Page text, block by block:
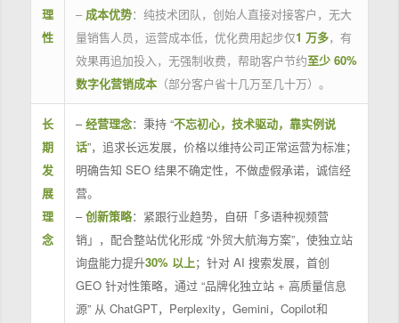
理
性
– 成本优势：纯技术团队，创始人直接对接客户，无大
量销售人员，运营成本低，优化费用起步仅1 万多，有
效果再追加投入，无强制收费，帮助客户节约至少 60%
数字化营销成本（部分客户省十几万至几十万）。
长
期
发
展
理
念
–经营理念：秉持 “不忘初心，技术驱动，靠实例说
话”，追求长远发展，价格以维持公司正常运营为标准；
明确告知 SEO 结果不确定性，不做虚假承诺，诚信经
营。
–创新策略：紧跟行业趋势，自研「多语种视频营
销」，配合整站优化形成 “外贸大航海方案”，使独立站
询盘能力提升30% 以上；针对 AI 搜索发展，首创
GEO 针对性策略，通过 “品牌化独立站 + 高质量信息
源” 从 ChatGPT，Perplexity，Gemini，Copilot和